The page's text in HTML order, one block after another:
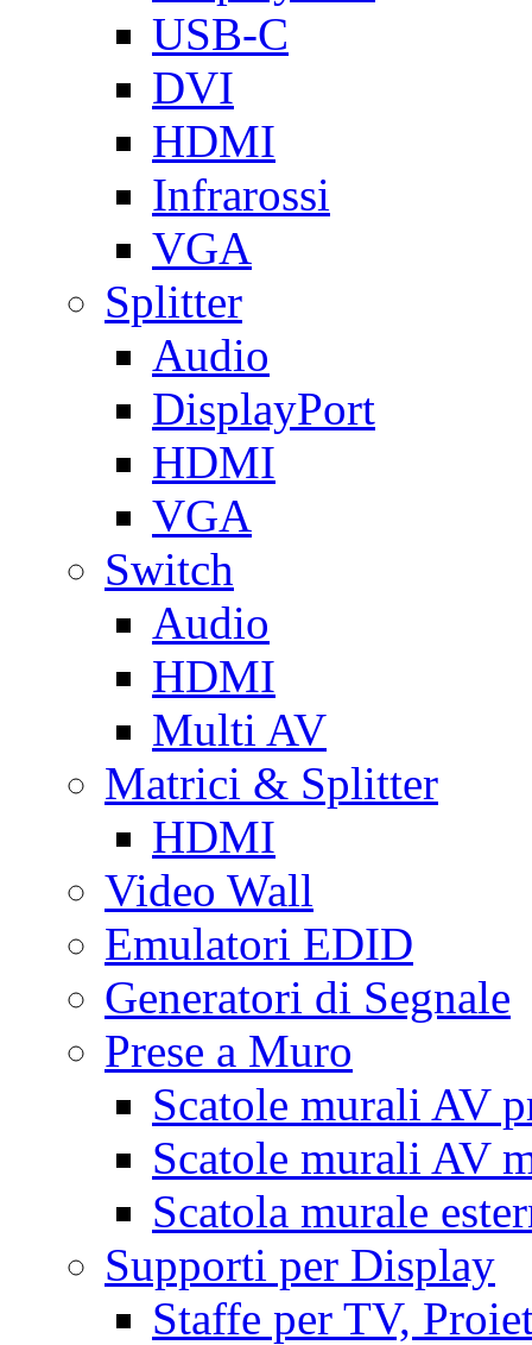
USB-C
DVI
HDMI
Infrarossi
VGA
Splitter
Audio
DisplayPort
HDMI
VGA
Switch
Audio
HDMI
Multi AV
Matrici & Splitter
HDMI
Video Wall
Emulatori EDID
Generatori di Segnale
Prese a Muro
Scatole murali AV
Scatole murali AV
Scatola murale
Supporti per Display
Staffe per TV,